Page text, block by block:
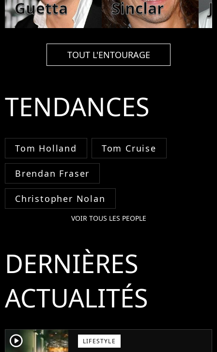
Guetta
Sinclar
TOUT L'ENTOURAGE
TENDANCES
Tom Holland Tom Cruise
Brendan Fraser
Christopher Nolan
VOIR TOUS LES PEOPLE
DERNIÈRES
ACTUALITÉS
player2 LIFESTYLE